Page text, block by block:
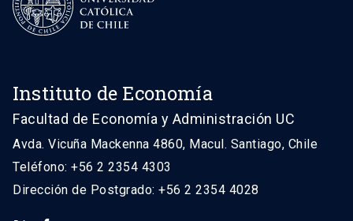
Instituto de Economía
Facultad de Economía y Administración UC
Avda. Vicuña Mackenna 4860, Macul. Santiago, Chile
Teléfono: +56 2 2354 4303
Dirección de Postgrado: +56 2 2354 4028